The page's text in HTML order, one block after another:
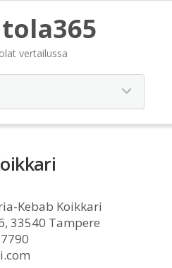
vertailussa
Kebab Koikkari
33540 Tampere